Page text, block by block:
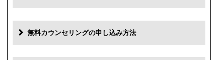
初診料 0円
無料カウンセリングの申し込み方法